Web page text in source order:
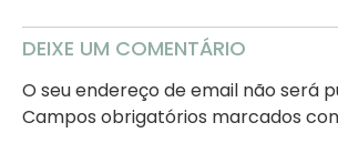
DEIXE UM COMENTÁRIO
O seu endereço de email não será
Campos obrigatórios marcados